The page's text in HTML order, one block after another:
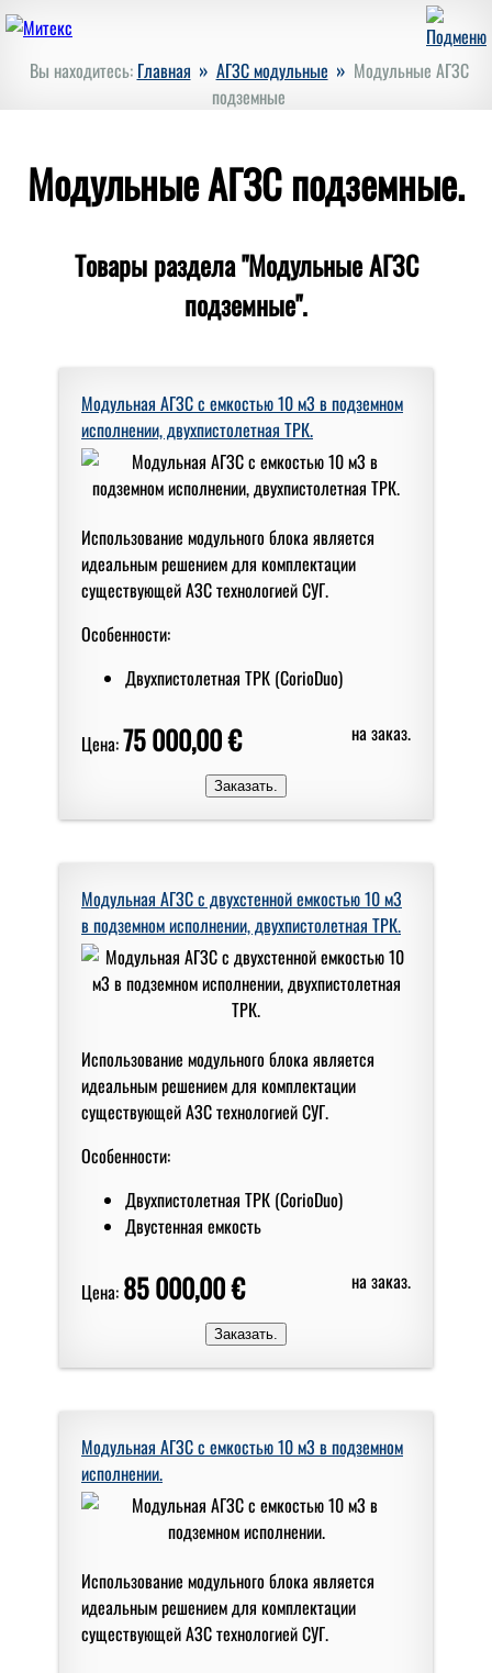
Вы находитесь: Главная » АГЗС модульные » Модульные АГЗС
подземные
Модульные АГЗС подземные.
Товары раздела "Модульные АГЗС
подземные".
Модульная АГЗС с емкостью 10 м3 в подземном
исполнении, двухпистолетная ТРК.
Использование модульного блока является
идеальным решением для комплектации
существующей АЗС технологией СУГ.
Особенности:
Двухпистолетная ТРК (CorioDuo)
Цена:75 000,00 € на заказ.
Модульная АГЗС с двухстенной емкостью 10 м3
в подземном исполнении, двухпистолетная ТРК.
Использование модульного блока является
идеальным решением для комплектации
существующей АЗС технологией СУГ.
Особенности:
Двухпистолетная ТРК (CorioDuo)
Двустенная емкость
Цена: 85 000,00 € на заказ.
Модульная АГЗС с емкостью 10 м3 в подземном
исполнении.
Использование модульного блока является
идеальным решением для комплектации
существующей АЗС технологией СУГ.